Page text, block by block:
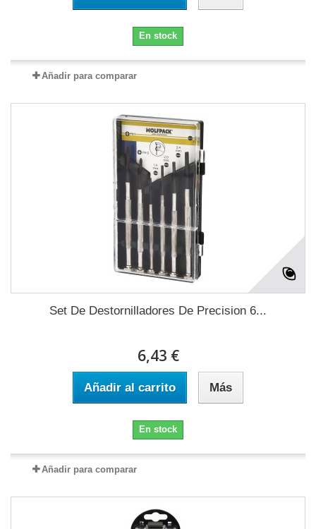
En stock
Añadir para comparar
Set De Destornilladores De Precision 6...
6,43 €
Añadir al carrito Más
En stock
Añadir para comparar